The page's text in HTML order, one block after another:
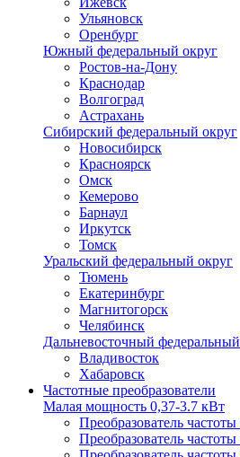
Ульяновск
Оренбург
Южный федеральный округ
Ростов-на-Дону
Краснодар
Волгоград
Астрахань
Сибирский федеральный округ
Новосибирск
Красноярск
Омск
Кемерово
Барнаул
Иркутск
Томск
Уральский федеральный округ
Тюмень
Екатеринбург
Магнитогорск
Челябинск
Дальневосточный
Владивосток
Хабаровск
Частотные преобразователи
Малая мощность 0,37-3.7 кВт
Преобразователь
Преобразователь